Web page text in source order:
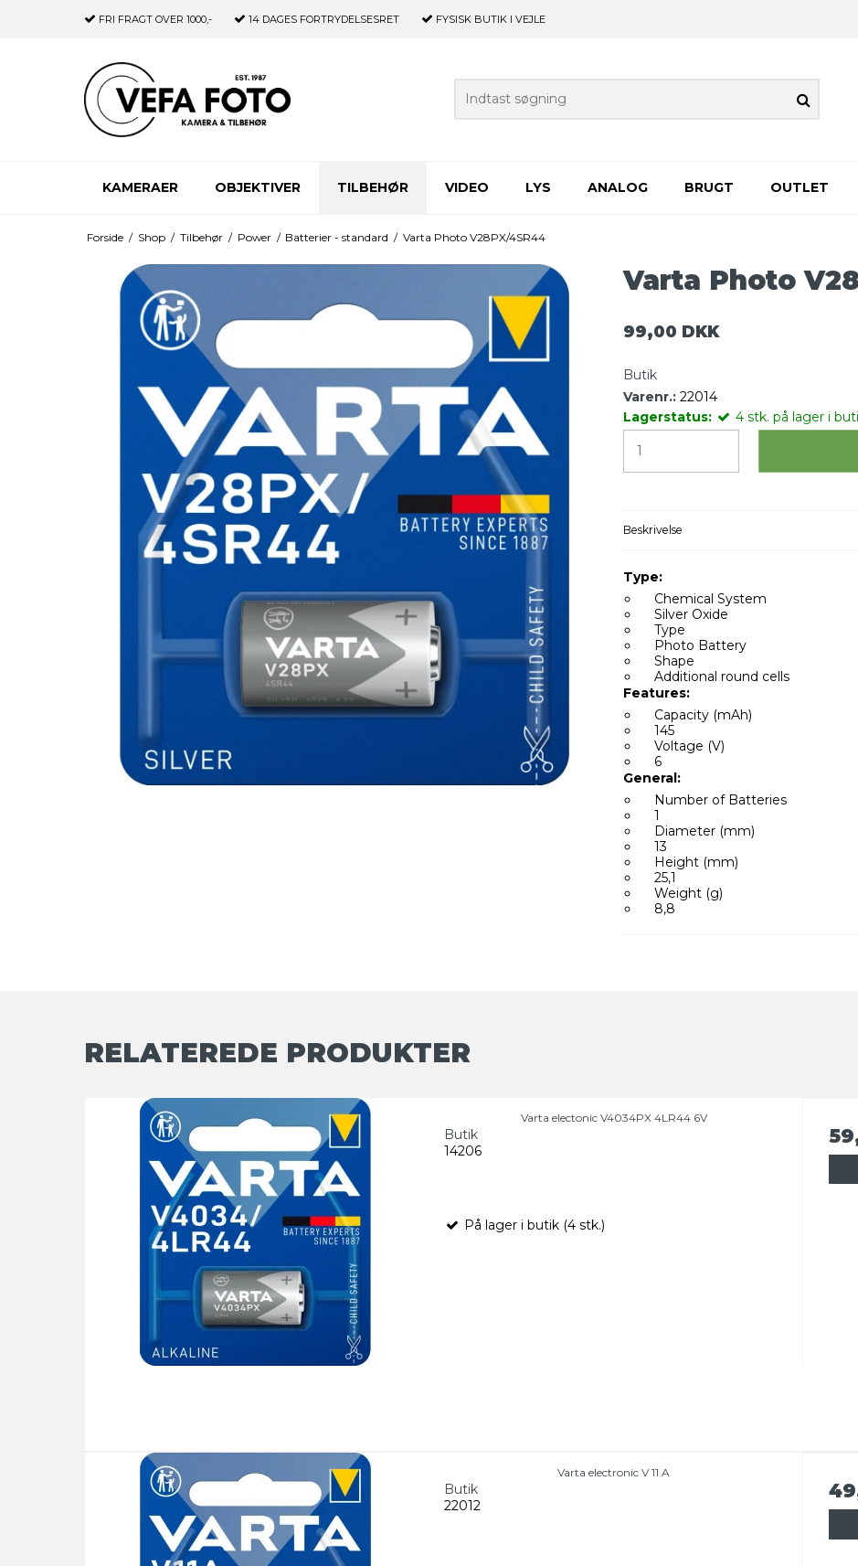
FRI FRAGT OVER 1000,- 14 DAGES FORTRYDELSESRET FYSISK BUTIK I VEJLE
KAMERAER OBJEKTIVER TILBEHØR VIDEO LYS ANALOG BRUGT OUTLET
Forside / Shop / Tilbehør / Power / Batterier - standard / Varta Photo V28PX/4SR44
Varta Photo
99,00 DKK
Butik
Varenr.: 22014
Lagerstatus:
4 stk. på lager i
Beskrivelse
Type:
Chemical System
Silver Oxide
Type
Photo Battery
Shape
Additional round cells
Features:
Capacity (mAh)
145
Voltage (V)
6
General:
Number of Batteries
1
Diameter (mm)
13
Height (mm)
25,1
Weight (g)
8,8
RELATEREDE PRODUKTER
Varta electonic V4034PX 4LR44 6V
Butik
14206
På lager i butik (4 stk.)
Varta electronic V 11 A
Butik
22012